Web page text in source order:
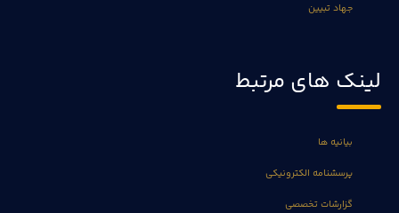
جهاد تبیین
لینک های مرتبط
بیانیه ها
پرسشنامه الکترونیکی
گزارشات تخصصی